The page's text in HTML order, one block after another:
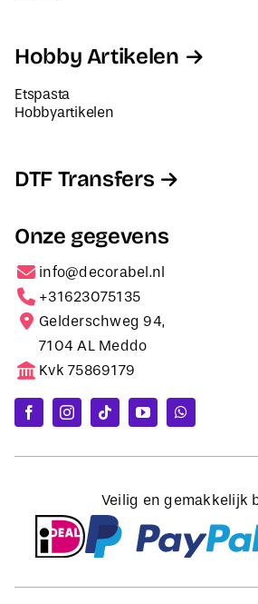
Hobby Artikelen
Etspasta
Hobbyartikelen
DTF Transfers
Onze gegevens
info@decorabel.nl
+31623075135
Gelderschweg 94,
7104 AL Meddo
Kvk 75869179
Veilig en gemakkelijk